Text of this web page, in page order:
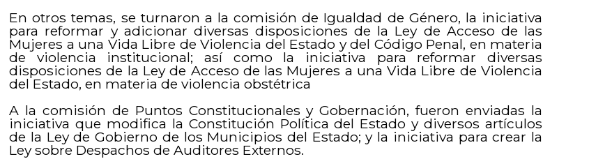
En otros temas, se turnaron a la comisión de Igualdad de Género, la iniciativa
para reformar y adicionar diversas disposiciones de la Ley de Acceso de las
Mujeres a una Vida Libre de Violencia del Estado y del Código Penal, en materia
de violencia institucional; así como la iniciativa para reformar diversas
disposiciones de la Ley de Acceso de las Mujeres a una Vida Libre de Violencia
del Estado, en materia de violencia obstétrica
A la comisión de Puntos Constitucionales y Gobernación, fueron enviadas la
iniciativa que modifica la Constitución Política del Estado y diversos artículos
de la Ley de Gobierno de los Municipios del Estado; y la iniciativa para crear la
Ley sobre Despachos de Auditores Externos.